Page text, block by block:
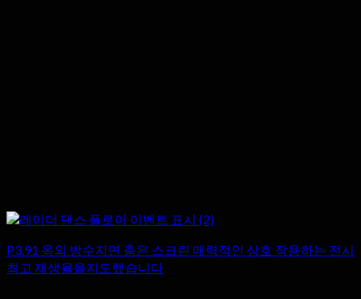
P3.91 옥외 방수지면 춤은 스크린 매력적인 상호 작용하는 전시
최고 재생율을지도했습니다